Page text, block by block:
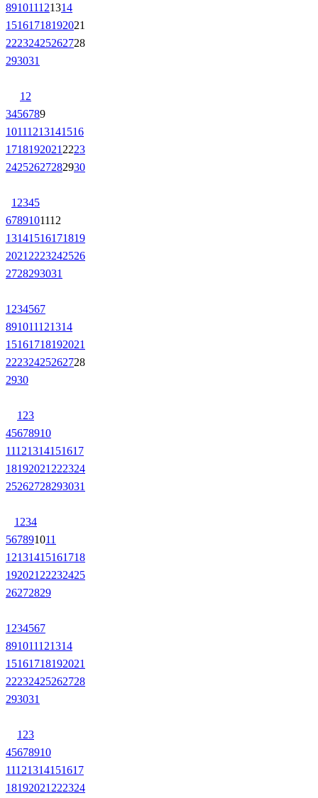
891011121314
15161718192021
22232425262728
293031
1 2
3456789
10111213141516
1718192021 2223
24252627282930
1 2345
6789101112
13141516171819
2021 2223242526
2728293031
1 234567
891011121314
15161718192021
22232425262728
2930
1 23
45678910
11121314151617
18192021 222324
25262728293031
1 234
567891011
12131415161718
192021 22232425
26272829
1 234567
891011121314
15161718192021
22232425262728
293031
1 23
45678910
11121314151617
18192021 222324